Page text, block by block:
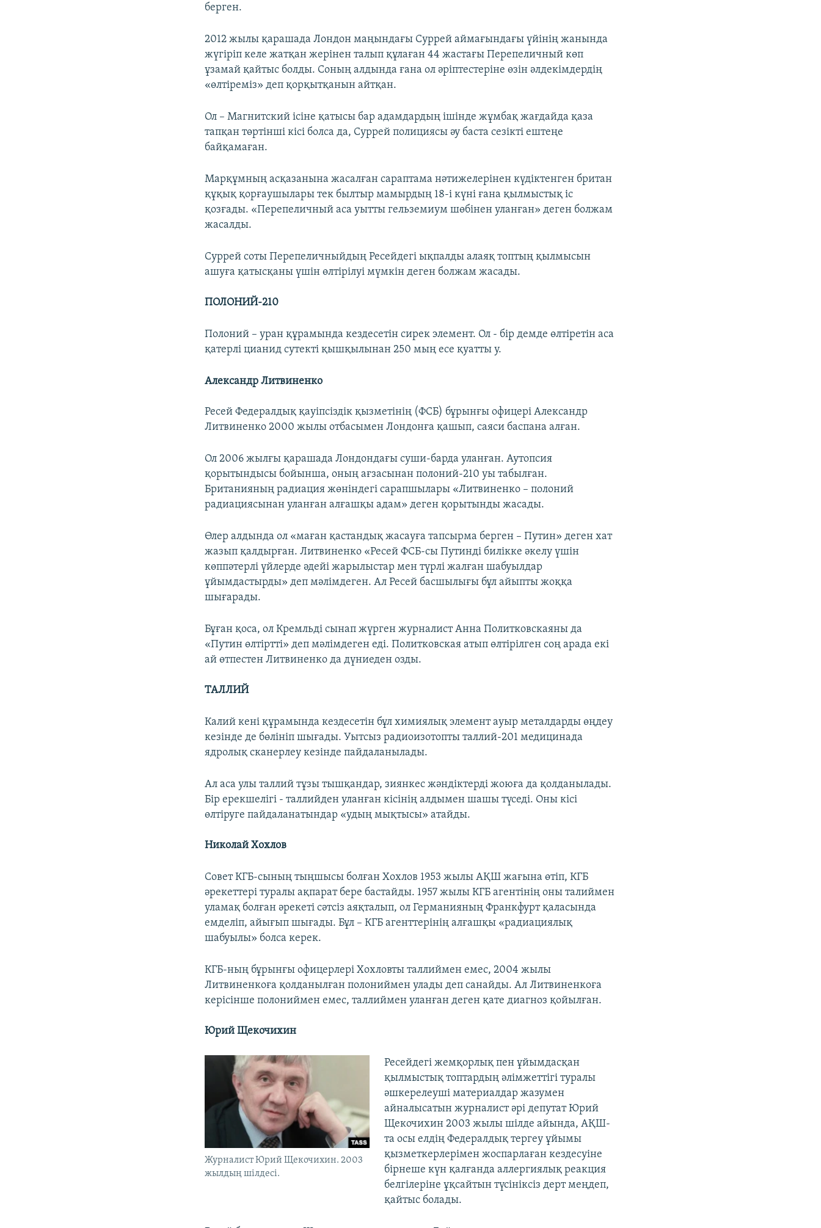
берген.
2012 жылы қарашада Лондон маңындағы Суррей аймағындағы үйінің жанында
жүгіріп келе жатқан жерінен талып құлаған 44 жастағы Перепеличный көп
ұзамай қайтыс болды. Соның алдында ғана ол әріптестеріне өзін әлдекімдердің
«өлтіреміз» деп қорқытқанын айтқан.
Ол – Магнитский ісіне қатысы бар адамдардың ішінде жұмбақ жағдайда қаза
тапқан төртінші кісі болса да, Суррей полициясы әу баста сезікті ештеңе
байқамаған.
Марқұмның асқазанына жасалған сараптама нәтижелерінен күдіктенген британ
құқық қорғаушылары тек былтыр мамырдың 18-і күні ғана қылмыстық іс
қозғады. «Перепеличный аса уытты гельземиум шөбінен уланған» деген болжам
жасалды.
Суррей соты Перепеличныйдың Ресейдегі ықпалды алаяқ топтың қылмысын
ашуға қатысқаны үшін өлтірілуі мүмкін деген болжам жасады.
ПОЛОНИЙ-210
Полоний – уран құрамында кездесетін сирек элемент. Ол - бір демде өлтіретін аса
қатерлі цианид сутекті қышқылынан 250 мың есе қуатты у.
Александр Литвиненко
Ресей Федералдық қауіпсіздік қызметінің (ФСБ) бұрынғы офицері Александр
Литвиненко 2000 жылы отбасымен Лондонға қашып, саяси баспана алған.
Ол 2006 жылғы қарашада Лондондағы суши-барда уланған. Аутопсия
қорытындысы бойынша, оның ағзасынан полоний-210 уы табылған.
Британияның радиация жөніндегі сарапшылары «Литвиненко – полоний
радиациясынан уланған алғашқы адам» деген қорытынды жасады.
Өлер алдында ол «маған қастандық жасауға тапсырма берген – Путин» деген хат
жазып қалдырған. Литвиненко «Ресей ФСБ-сы Путинді билікке әкелу үшін
көппәтерлі үйлерде әдейі жарылыстар мен түрлі жалған шабуылдар
ұйымдастырды» деп мәлімдеген. Ал Ресей басшылығы бұл айыпты жоққа
шығарады.
Бұған қоса, ол Кремльді сынап жүрген журналист Анна Политковскаяны да
«Путин өлтіртті» деп мәлімдеген еді. Политковская атып өлтірілген соң арада екі
ай өтпестен Литвиненко да дүниеден озды.
ТАЛЛИЙ
Калий кені құрамында кездесетін бұл химиялық элемент ауыр металдарды өңдеу
кезінде де бөлініп шығады. Уытсыз радиоизотопты таллий-201 медицинада
ядролық сканерлеу кезінде пайдаланылады.
Ал аса улы таллий тұзы тышқандар, зиянкес жәндіктерді жоюға да қолданылады.
Бір ерекшелігі - таллийден уланған кісінің алдымен шашы түседі. Оны кісі
өлтіруге пайдаланатындар «удың мықтысы» атайды.
Николай Хохлов
Совет КГБ-сының тыңшысы болған Хохлов 1953 жылы АҚШ жағына өтіп, КГБ
әрекеттері туралы ақпарат бере бастайды. 1957 жылы КГБ агентінің оны талиймен
уламақ болған әрекеті сәтсіз аяқталып, ол Германияның Франкфурт қаласында
емделіп, айығып шығады. Бұл – КГБ агенттерінің алғашқы «радиациялық
шабуылы» болса керек.
КГБ-ның бұрынғы офицерлері Хохловты таллиймен емес, 2004 жылы
Литвиненкоға қолданылған полониймен улады деп санайды. Ал Литвиненкоға
керісінше полониймен емес, таллиймен уланған деген қате диагноз қойылған.
Юрий Щекочихин
Журналист Юрий Щекочихин. 2003
жылдың шілдесі.
Ресейдегі жемқорлық пен ұйымдасқан
қылмыстық топтардың әлімжеттігі туралы
әшкерелеуші материалдар жазумен
айналысатын журналист әрі депутат Юрий
Щекочихин 2003 жылы шілде айында, АҚШ-
та осы елдің Федералдық тергеу ұйымы
қызметкерлерімен жоспарлаған кездесуіне
бірнеше күн қалғанда аллергиялық реакция
белгілеріне ұқсайтын түсініксіз дерт меңдеп,
қайтыс болады.